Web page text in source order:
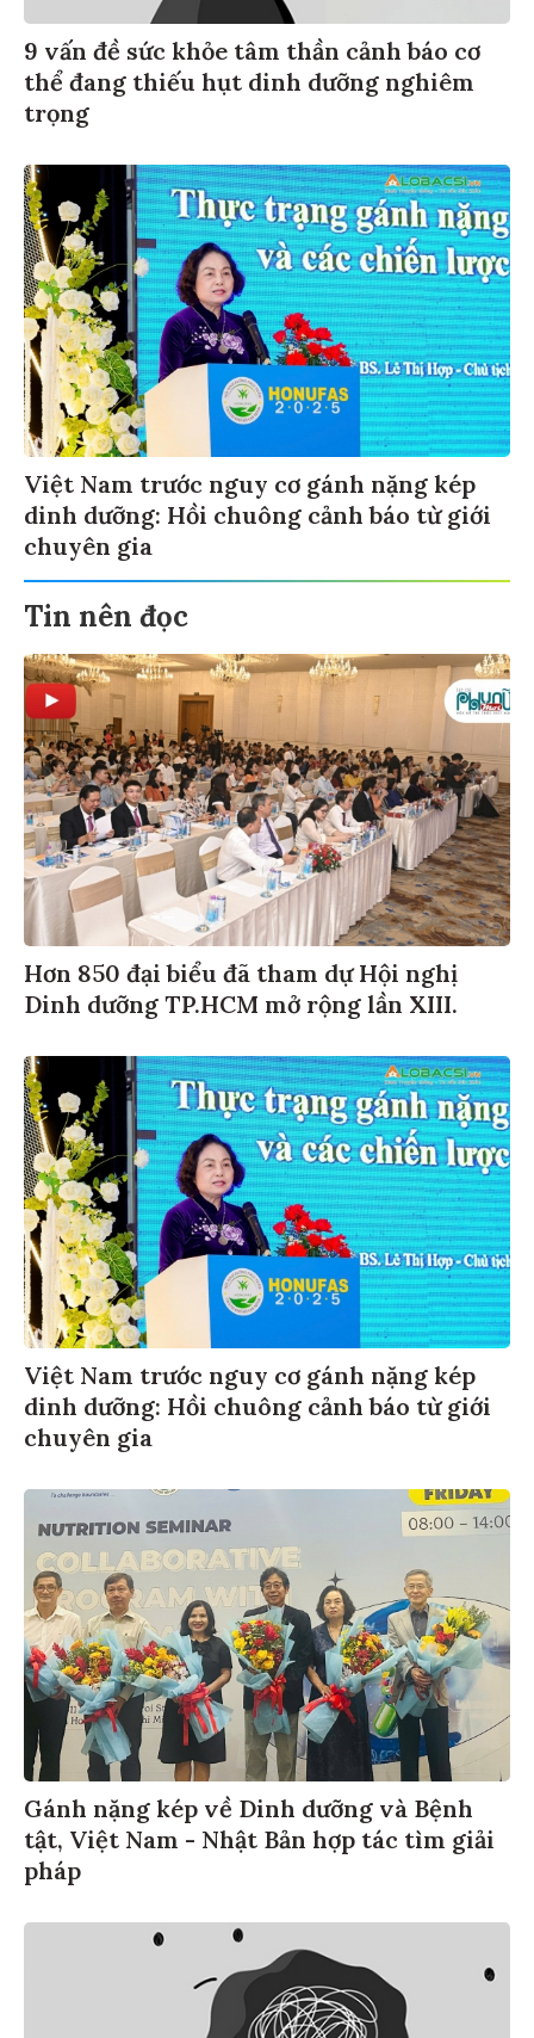
9 vấn đề sức khỏe tâm thần cảnh báo cơ
thể đang thiếu hụt dinh dưỡng nghiêm
trọng
Việt Nam trước nguy cơ gánh nặng kép
dinh dưỡng: Hồi chuông cảnh báo từ giới
chuyên gia
Tin nên đọc
Hơn 850 đại biểu đã tham dự Hội nghị
Dinh dưỡng TP.HCM mở rộng lần XIII.
Việt Nam trước nguy cơ gánh nặng kép
dinh dưỡng: Hồi chuông cảnh báo từ giới
chuyên gia
Gánh nặng kép về Dinh dưỡng và Bệnh
tật, Việt Nam - Nhật Bản hợp tác tìm giải
pháp